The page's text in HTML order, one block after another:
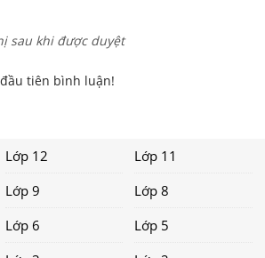
sau khi được duyệt
tiên bình luận!
Lớp 12
Lớp 11
Lớp 9
Lớp 8
Lớp 6
Lớp 5